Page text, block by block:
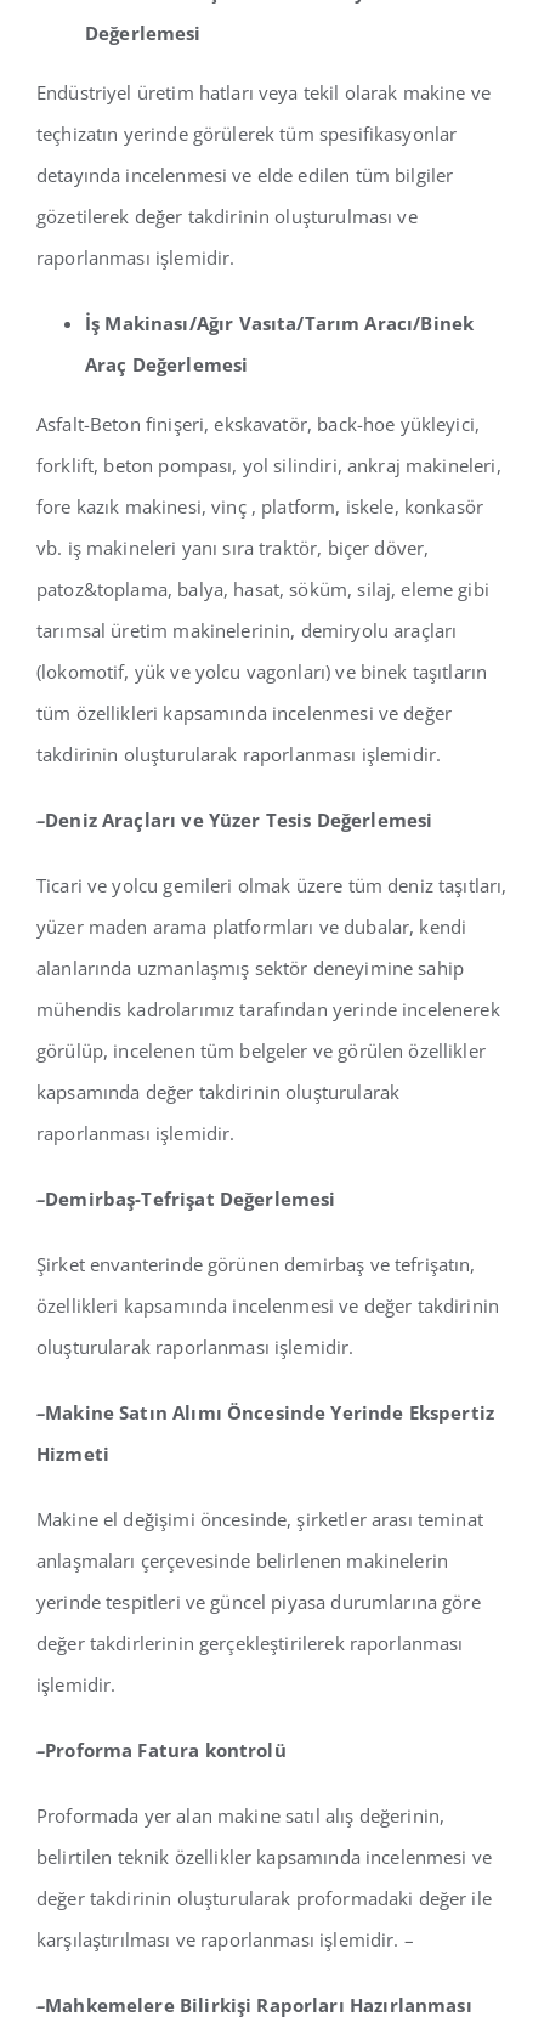
Değerlemesi
Endüstriyel üretim hatları veya tekil olarak makine ve
teçhizatın yerinde görülerek tüm spesifikasyonlar
detayında incelenmesi ve elde edilen tüm bilgiler
gözetilerek değer takdirinin oluşturulması ve
raporlanması işlemidir.
İş Makinası/Ağır Vasıta/Tarım Aracı/Binek
Araç Değerlemesi
Asfalt-Beton finişeri, ekskavatör, back-hoe yükleyici,
forklift, beton pompası, yol silindiri, ankraj makineleri,
fore kazık makinesi, vinç , platform, iskele, konkasör
vb. iş makineleri yanı sıra traktör, biçer döver,
patoz&toplama, balya, hasat, söküm, silaj, eleme gibi
tarımsal üretim makinelerinin, demiryolu araçları
(lokomotif, yük ve yolcu vagonları) ve binek taşıtların
tüm özellikleri kapsamında incelenmesi ve değer
takdirinin oluşturularak raporlanması işlemidir.
–Deniz Araçları ve Yüzer Tesis Değerlemesi
Ticari ve yolcu gemileri olmak üzere tüm deniz taşıtları,
yüzer maden arama platformları ve dubalar, kendi
alanlarında uzmanlaşmış sektör deneyimine sahip
mühendis kadrolarımız tarafından yerinde incelenerek
görülüp, incelenen tüm belgeler ve görülen özellikler
kapsamında değer takdirinin oluşturularak
raporlanması işlemidir.
–Demirbaş-Tefrişat Değerlemesi
Şirket envanterinde görünen demirbaş ve tefrişatın,
özellikleri kapsamında incelenmesi ve değer takdirinin
oluşturularak raporlanması işlemidir.
–Makine Satın Alımı Öncesinde Yerinde Ekspertiz
Hizmeti
Makine el değişimi öncesinde, şirketler arası teminat
anlaşmaları çerçevesinde belirlenen makinelerin
yerinde tespitleri ve güncel piyasa durumlarına göre
değer takdirlerinin gerçekleştirilerek raporlanması
işlemidir.
–Proforma Fatura kontrolü
Proformada yer alan makine satıl alış değerinin,
belirtilen teknik özellikler kapsamında incelenmesi ve
değer takdirinin oluşturularak proformadaki değer ile
karşılaştırılması ve raporlanması işlemidir. –
–Mahkemelere Bilirkişi Raporları Hazırlanması